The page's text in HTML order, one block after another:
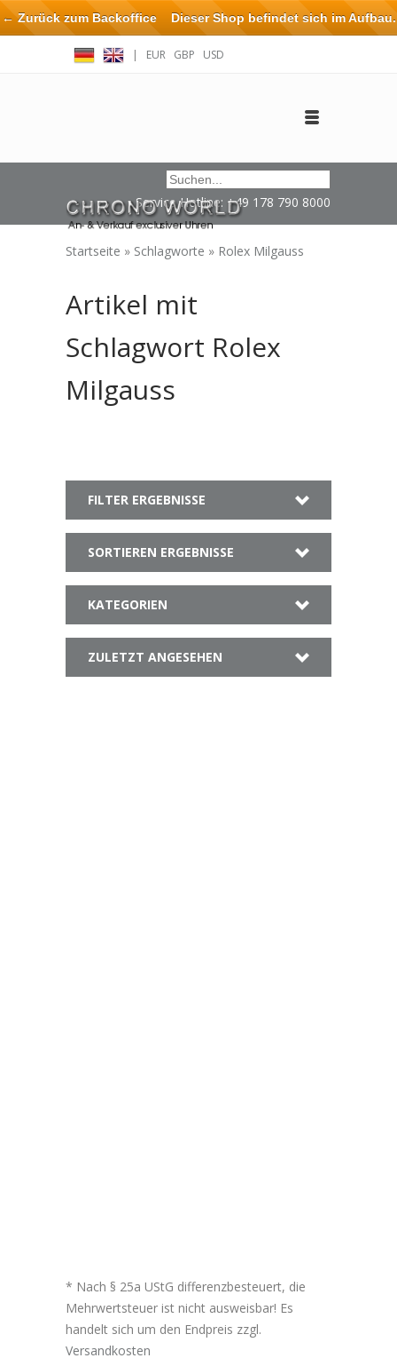
| EUR GBP USD
Service Hotline: +49 178 790 8000
Startseite » Schlagworte » Rolex Milgauss
Artikel mit
Schlagwort Rolex
Milgauss
FILTER ERGEBNISSE
SORTIEREN ERGEBNISSE
KATEGORIEN
ZULETZT ANGESEHEN
* Nach § 25a UStG differenzbesteuert, die
Mehrwertsteuer ist nicht ausweisbar! Es
handelt sich um den Endpreis zzgl.
Versandkosten
← Zurück zum BackofficeDieser Shop befindet sich im Aufbau.
Eventuell können nicht alle Bestellungen eingehalten oder erfüllt